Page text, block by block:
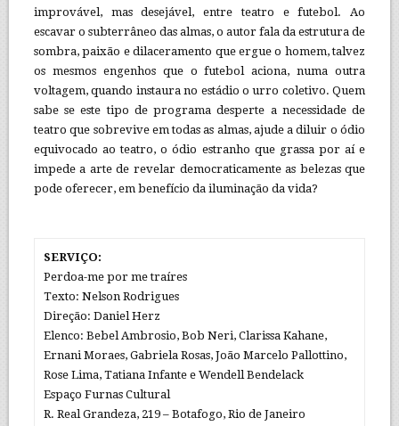
improvável, mas desejável, entre teatro e futebol. Ao
escavar o subterrâneo das almas, o autor fala da estrutura de
sombra, paixão e dilaceramento que ergue o homem, talvez
os mesmos engenhos que o futebol aciona, numa outra
voltagem, quando instaura no estádio o urro coletivo. Quem
sabe se este tipo de programa desperte a necessidade de
teatro que sobrevive em todas as almas, ajude a diluir o ódio
equivocado ao teatro, o ódio estranho que grassa por aí e
impede a arte de revelar democraticamente as belezas que
pode oferecer, em benefício da iluminação da vida?
SERVIÇO:
Perdoa-me por me traíres
Texto: Nelson Rodrigues
Direção: Daniel Herz
Elenco: Bebel Ambrosio, Bob Neri, Clarissa Kahane,
Ernani Moraes, Gabriela Rosas, João Marcelo Pallottino,
Rose Lima, Tatiana Infante e Wendell Bendelack
Espaço Furnas Cultural
R. Real Grandeza, 219 – Botafogo, Rio de Janeiro